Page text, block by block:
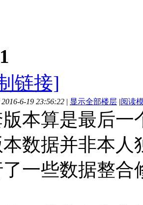
链接]
6-19 23:56:22 | 显示全部楼层 |阅读
本算是最后一
数据并非本人
一些数据整合